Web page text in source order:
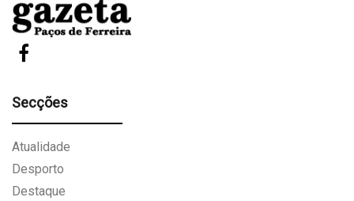
Secções
Atualidade
Desporto
Destaque